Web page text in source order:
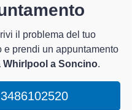
il problema del tuo
e prendi un appuntamento
Whirlpool a Soncino.
3486102520